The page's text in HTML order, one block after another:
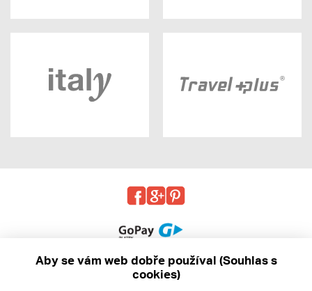
Aby se vám web dobře používal (Souhlas s
cookies)